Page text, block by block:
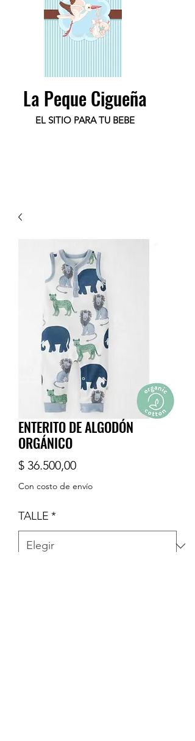
La Peque Cigueña
EL SITIO PARA TU BEBE
ENTERITO DE ALGODÓN
ORGÁNICO
$ 36.500,00Precio
Con costo de envío
TALLE *